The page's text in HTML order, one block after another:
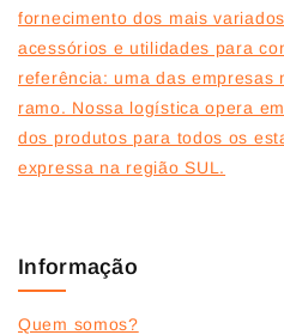
fornecimento dos mais
acessórios e utilidades para
referência: uma das empresas
ramo. Nossa logística opera
dos produtos para todos os
expressa na região SUL.
Informação
Quem somos?